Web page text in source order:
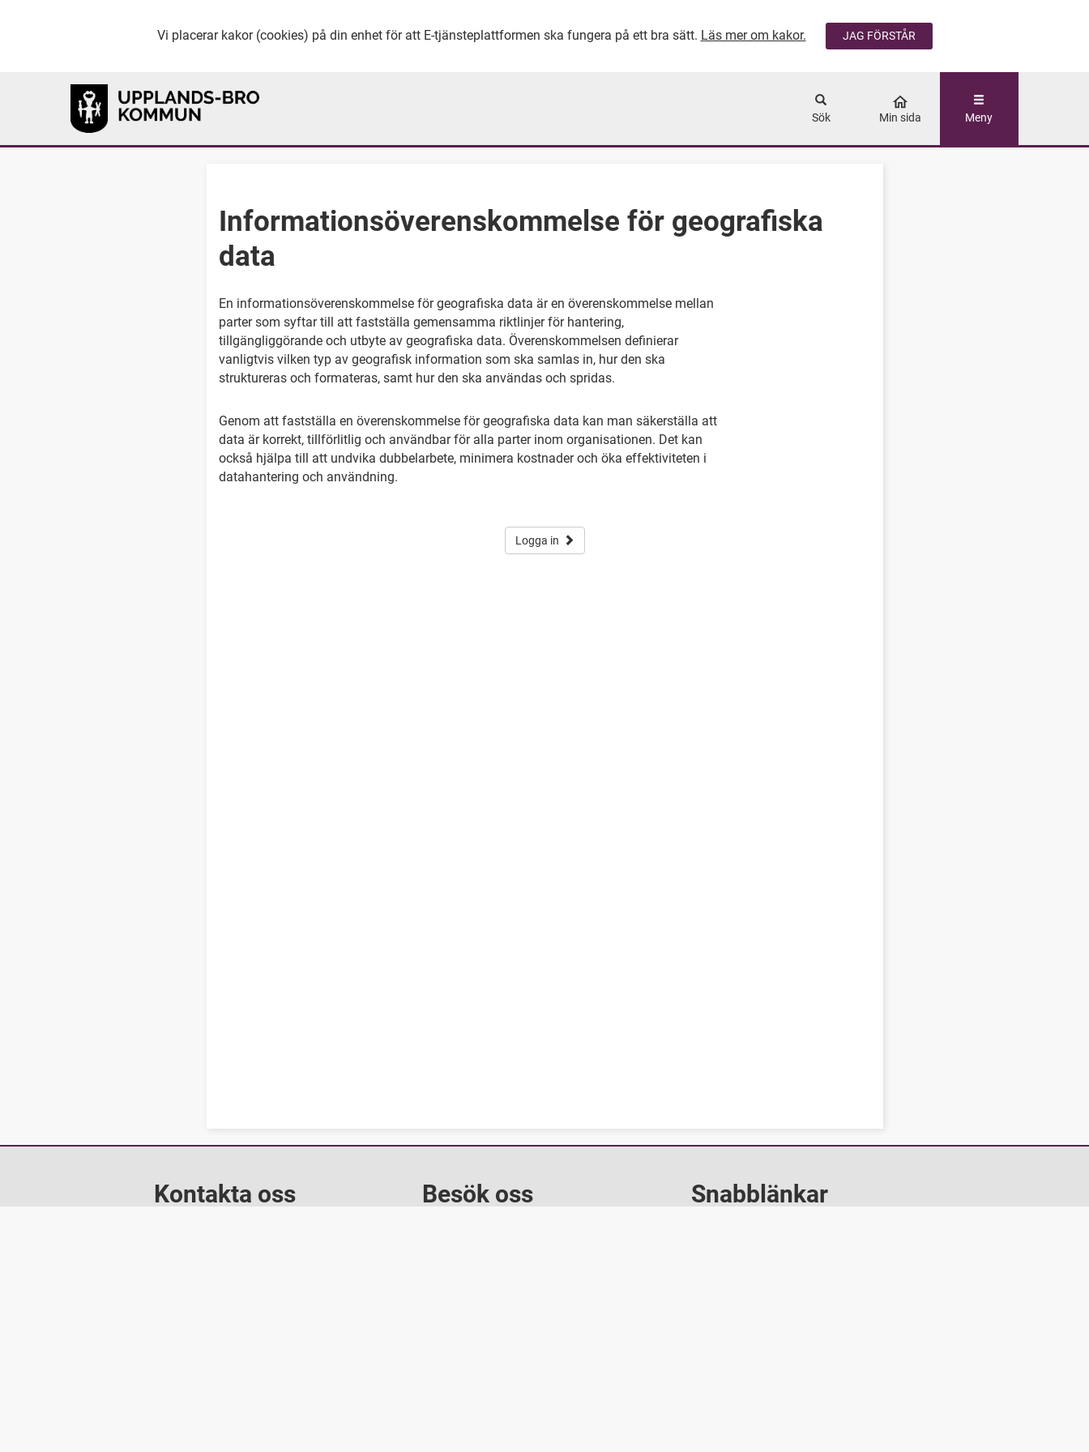
Vi placerar kakor (cookies) på din enhet för att E-tjänsteplattformen ska fungera på ett bra sätt. Läs mer om kakor. JAG FÖRSTÅR
Sök Min sida Meny
Informationsöverenskommelse för geografiska
data
En informationsöverenskommelse för geografiska data är en överenskommelse mellan
parter som syftar till att fastställa gemensamma riktlinjer för hantering,
tillgängliggörande och utbyte av geografiska data. Överenskommelsen definierar
vanligtvis vilken typ av geografisk information som ska samlas in, hur den ska
struktureras och formateras, samt hur den ska användas och spridas.
Genom att fastställa en överenskommelse för geografiska data kan man säkerställa att
data är korrekt, tillförlitlig och användbar för alla parter inom organisationen. Det kan
också hjälpa till att undvika dubbelarbete, minimera kostnader och öka effektiviteten i
datahantering och användning.
Logga in
Kontakta oss Besök oss Snabblänkar